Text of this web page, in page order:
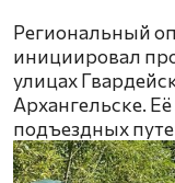
Региональный
инициировал
улицах
Архангельске.
подъездных